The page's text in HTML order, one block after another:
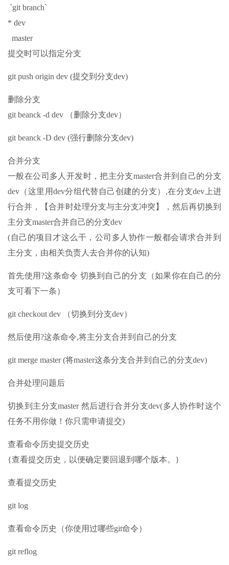
`git branch`
* dev
master
提交时可以指定分支
git push origin dev (提交到分支dev)
删除分支
git beanck -d dev （删除分支dev）
git beanck -D dev (强行删除分支dev)
合并分支
一般在公司多人开发时，把主分支master合并到自己的分支
dev（这里用dev分组代替自己创建的分支）,在分支dev上进
行合并，【合并时处理分支与主分支冲突】，然后再切换到
主分支master合并自己的分支dev
(自己的项目才这么干，公司多人协作一般都会请求合并到
主分支，由相关负责人去合并你的认知)
首先使用?这条命令 切换到自己的分支（如果你在自己的分
支可看下一条）
git checkout dev （切换到分支dev）
然后使用?这条命令,将主分支合并到自己的分支
git merge master (将master这条分支合并到自己的分支dev)
合并处理问题后
切换到主分支master 然后进行合并分支dev(多人协作时这个
任务不用你做！你只需申请提交)
查看命令历史提交历史
{查看提交历史，以便确定要回退到哪个版本。}
查看提交历史
git log
查看命令历史（你使用过哪些git命令）
git reflog